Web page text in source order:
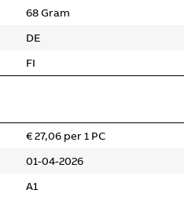
68 Gram
DE
FI
€ 27,06 per 1 PC
01-04-2026
A1